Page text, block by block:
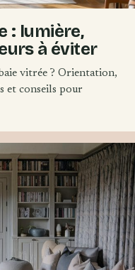
: lumière,
à éviter
vitrée ? Orientation,
et conseils pour